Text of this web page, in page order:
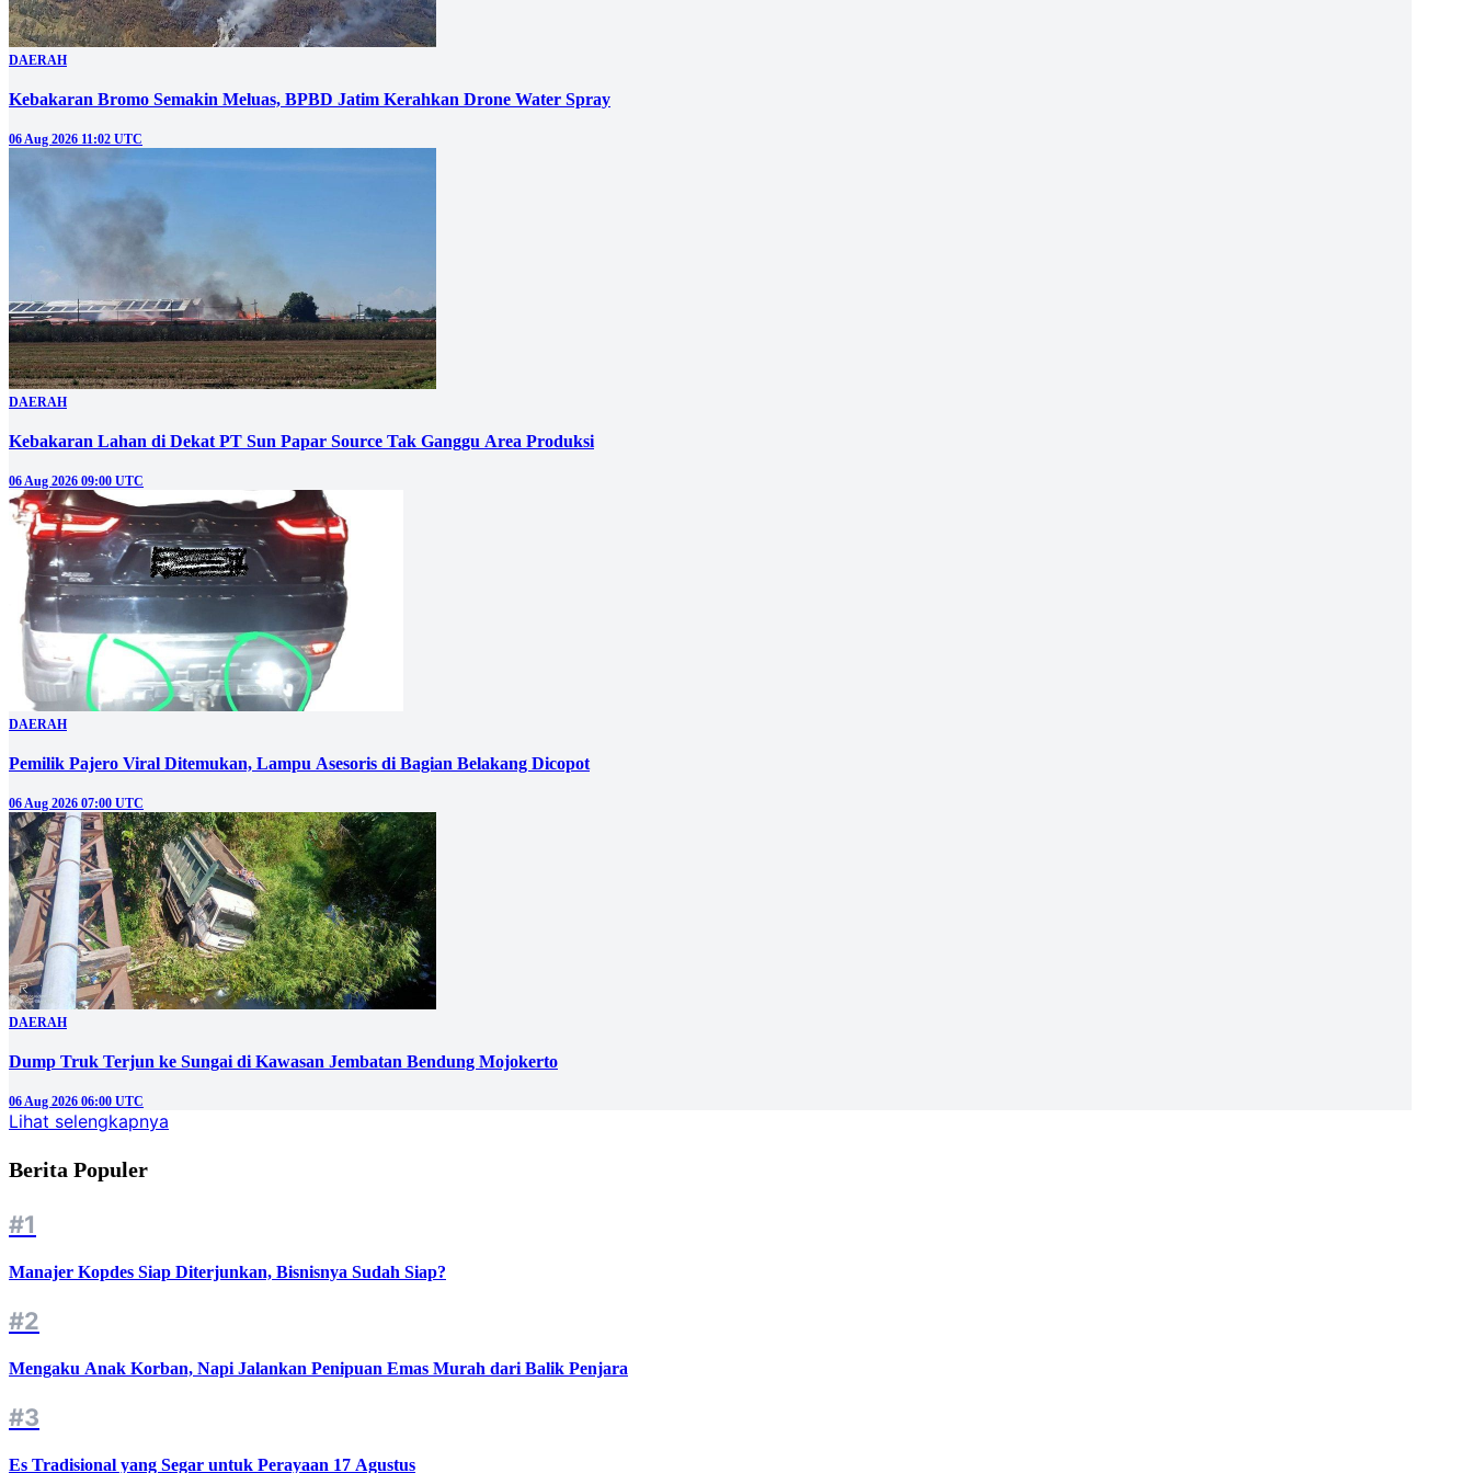
DAERAH
Kebakaran Bromo Semakin Meluas, BPBD Jatim Kerahkan Drone Water Spray
06 Aug 2026 11:02 UTC
DAERAH
Kebakaran Lahan di Dekat PT Sun Papar Source Tak Ganggu Area Produksi
06 Aug 2026 09:00 UTC
DAERAH
Pemilik Pajero Viral Ditemukan, Lampu Asesoris di Bagian Belakang Dicopot
06 Aug 2026 07:00 UTC
DAERAH
Dump Truk Terjun ke Sungai di Kawasan Jembatan Bendung Mojokerto
06 Aug 2026 06:00 UTC
Lihat selengkapnya
Berita Populer
#1
Manajer Kopdes Siap Diterjunkan, Bisnisnya Sudah Siap?
#2
Mengaku Anak Korban, Napi Jalankan Penipuan Emas Murah dari Balik Penjara
#3
Es Tradisional yang Segar untuk Perayaan 17 Agustus